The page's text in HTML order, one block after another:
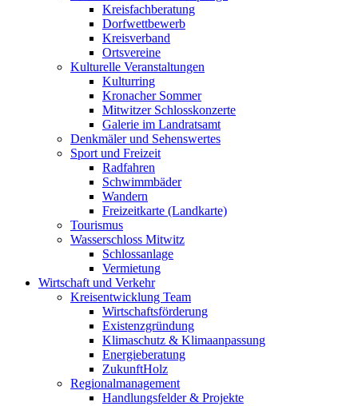
Kreisfachberatung
Dorfwettbewerb
Kreisverband
Ortsvereine
Kulturelle Veranstaltungen
Kulturring
Kronacher Sommer
Mitwitzer Schlosskonzerte
Galerie im Landratsamt
Denkmäler und Sehenswertes
Sport und Freizeit
Radfahren
Schwimmbäder
Wandern
Freizeitkarte (Landkarte)
Tourismus
Wasserschloss Mitwitz
Schlossanlage
Vermietung
Wirtschaft und Verkehr
Kreisentwicklung Team
Wirtschaftsförderung
Existenzgründung
Klimaschutz & Klimaanpassung
Energieberatung
ZukunftHolz
Regionalmanagement
Handlungsfelder & Projekte